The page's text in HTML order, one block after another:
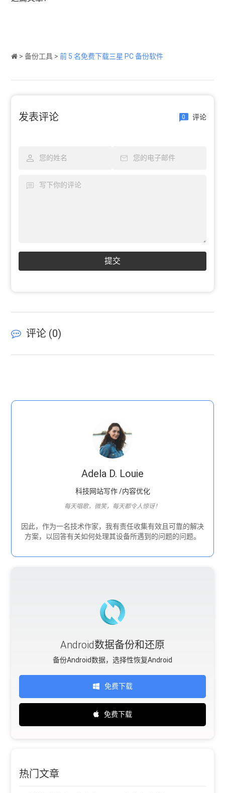
>备份工具 >前 5 名免费下载三星 PC 备份软件
发表评论 0 评论
提交
评论 (0)
Adela D. Louie
科技网站写作 /内容优化
每天唱歌，微笑，每天都令人惊讶！
因此，作为一名技术作家，我有责任收集有效且可靠的解决
方案，以回答有关如何处理其设备所遇到的问题的问题。
Android数据备份和还原
备份Android数据，选择性恢复Android
免费下载
免费下载
热门文章